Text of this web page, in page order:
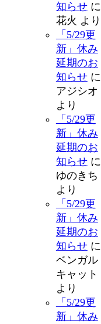
知らせに
花火 より
「5/29更
新」休み
延期のお
知らせに
アジシオ
より
「5/29更
新」休み
延期のお
知らせに
ゆのきち
より
「5/29更
新」休み
延期のお
知らせに
ベンガル
キャット
より
「5/29更
新」休み